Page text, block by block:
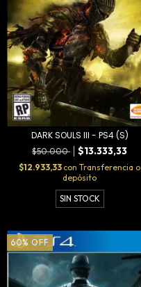
DARK SOULS III - PS4 (S)
$50.000 $13.333,33
$12.933,33 con Transferencia o
depósito
SIN STOCK
60% OFF